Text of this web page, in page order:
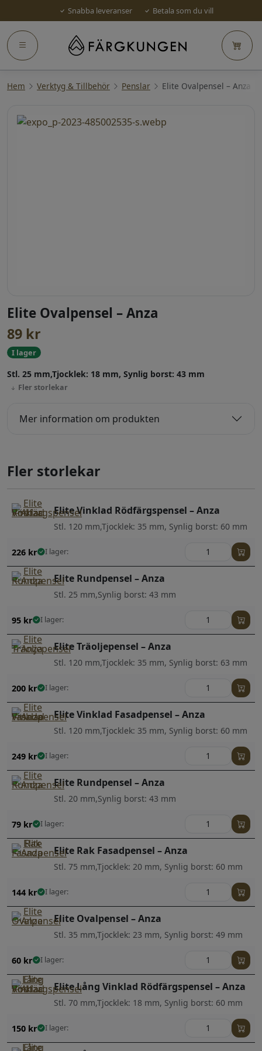
Snabba leveranser Betala som du vill
Hem Verktyg & Tillbehör Penslar Elite Ovalpensel – Anza
Elite Ovalpensel – Anza
89 kr
I lager
Stl. 25 mm,Tjocklek: 18 mm, Synlig borst: 43 mm
Fler storlekar
Mer information om produkten
Fler storlekar
Elite Vinklad Rödfärgspensel – Anza
Stl. 120 mm,Tjocklek: 35 mm, Synlig borst: 60 mm
226 kr I lager:
Elite Rundpensel – Anza
Stl. 25 mm,Synlig borst: 43 mm
95 kr I lager:
Elite Träoljepensel – Anza
Stl. 120 mm,Tjocklek: 35 mm, Synlig borst: 63 mm
200 kr I lager:
Elite Vinklad Fasadpensel – Anza
Stl. 120 mm,Tjocklek: 35 mm, Synlig borst: 60 mm
249 kr I lager:
Elite Rundpensel – Anza
Stl. 20 mm,Synlig borst: 43 mm
79 kr I lager:
Elite Rak Fasadpensel – Anza
Stl. 75 mm,Tjocklek: 20 mm, Synlig borst: 60 mm
144 kr I lager:
Elite Ovalpensel – Anza
Stl. 35 mm,Tjocklek: 23 mm, Synlig borst: 49 mm
60 kr I lager:
Elite Lång Vinklad Rödfärgspensel – Anza
Stl. 70 mm,Tjocklek: 18 mm, Synlig borst: 60 mm
150 kr I lager: